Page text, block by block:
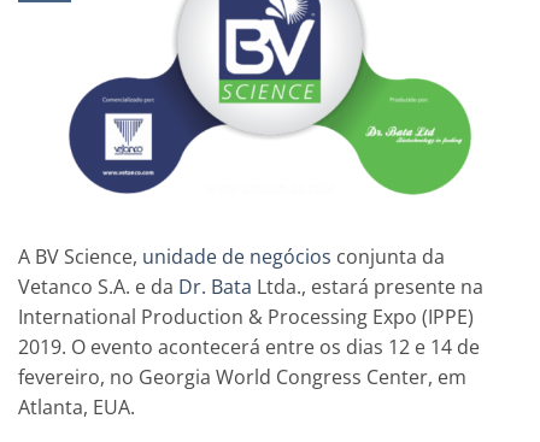
A BV Science, unidade de negócios conjunta da
Vetanco S.A. e da Dr. Bata Ltda., estará presente na
International Production & Processing Expo (IPPE)
2019. O evento acontecerá entre os dias 12 e 14 de
fevereiro, no Georgia World Congress Center, em
Atlanta, EUA.